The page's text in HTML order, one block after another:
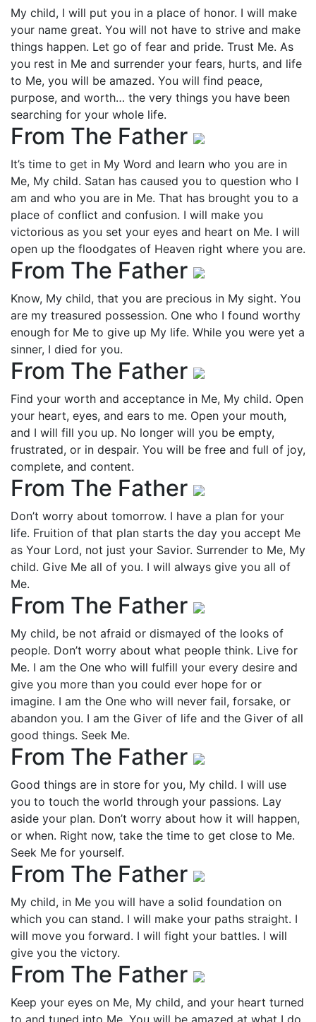
My child, I will put you in a place of honor. I will make
your name great. You will not have to strive and make
things happen. Let go of fear and pride. Trust Me. As
you rest in Me and surrender your fears, hurts, and life
to Me, you will be amazed. You will find peace,
purpose, and worth… the very things you have been
searching for your whole life.
From The Father
It’s time to get in My Word and learn who you are in
Me, My child. Satan has caused you to question who I
am and who you are in Me. That has brought you to a
place of conflict and confusion. I will make you
victorious as you set your eyes and heart on Me. I will
open up the floodgates of Heaven right where you are.
From The Father
Know, My child, that you are precious in My sight. You
are my treasured possession. One who I found worthy
enough for Me to give up My life. While you were yet a
sinner, I died for you.
From The Father
Find your worth and acceptance in Me, My child. Open
your heart, eyes, and ears to me. Open your mouth,
and I will fill you up. No longer will you be empty,
frustrated, or in despair. You will be free and full of joy,
complete, and content.
From The Father
Don’t worry about tomorrow. I have a plan for your
life. Fruition of that plan starts the day you accept Me
as Your Lord, not just your Savior. Surrender to Me, My
child. Give Me all of you. I will always give you all of
Me.
From The Father
My child, be not afraid or dismayed of the looks of
people. Don’t worry about what people think. Live for
Me. I am the One who will fulfill your every desire and
give you more than you could ever hope for or
imagine. I am the One who will never fail, forsake, or
abandon you. I am the Giver of life and the Giver of all
good things. Seek Me.
From The Father
Good things are in store for you, My child. I will use
you to touch the world through your passions. Lay
aside your plan. Don’t worry about how it will happen,
or when. Right now, take the time to get close to Me.
Seek Me for yourself.
From The Father
My child, in Me you will have a solid foundation on
which you can stand. I will make your paths straight. I
will move you forward. I will fight your battles. I will
give you the victory.
From The Father
Keep your eyes on Me, My child, and your heart turned